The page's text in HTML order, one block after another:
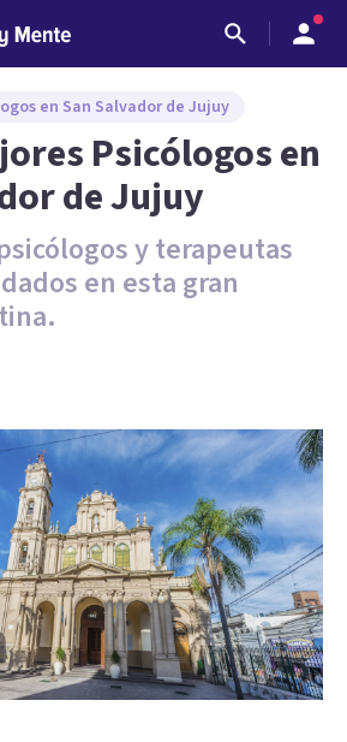
en San Salvador de Jujuy
Psicólogos en
de Jujuy
y terapeutas
en esta gran